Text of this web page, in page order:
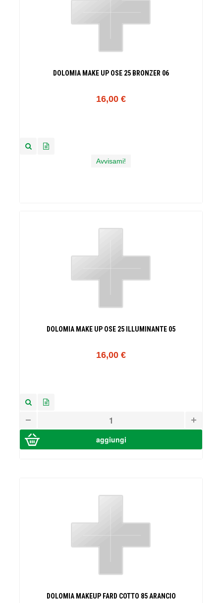
DOLOMIA MAKE UP OSE 25 BRONZER 06
16,00 €
Avvisami!
DOLOMIA MAKE UP OSE 25 ILLUMINANTE 05
16,00 €
DOLOMIA MAKEUP FARD COTTO 85 ARANCIO